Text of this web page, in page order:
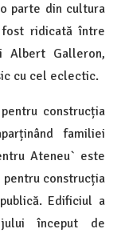
parte din cultura
ridicată între
Albert Galleron,
cu cel eclectic.
construcția
familiei
Ateneu` este
construcția
Edificiul a
început de